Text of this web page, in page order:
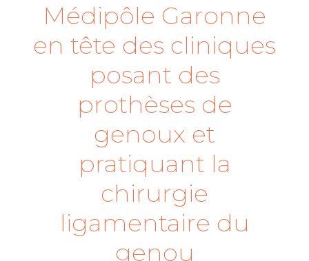
Médipôle Garonne
en tête des cliniques
posant des
prothèses de
genoux et
pratiquant la
chirurgie
ligamentaire du
genou